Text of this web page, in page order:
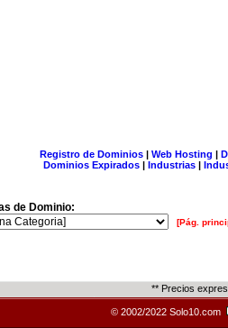
Registro de Dominios| Web Hosting |
Dominios Expirados | Industrias |
de Dominio:
[Pág.
** Precios
© 2002/2022 Solo10.com